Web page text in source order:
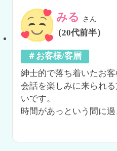
みる さん
（20代前半）
＃お客様/客層
紳士的で落ち着いたお客
会話を楽しみに来られ
いです。
時間があっという間に過